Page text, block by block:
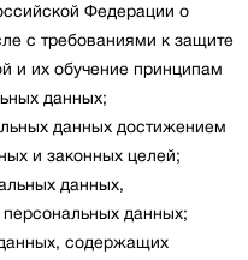
Федерации о
с требованиями к защите
и их обучение принципам
данных;
данных достижением
и законных целей;
данных,
данных;
содержащих